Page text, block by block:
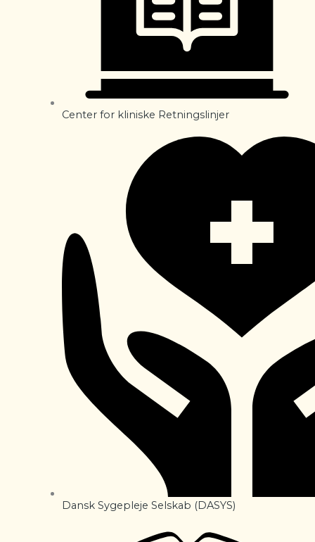
Center for kliniske Retningslinjer
Dansk Sygepleje Selskab (DASYS)